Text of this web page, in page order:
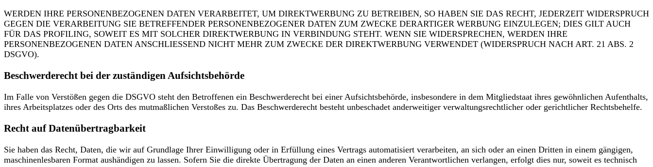
WERDEN IHRE PERSONENBEZOGENEN DATEN VERARBEITET, UM DIREKTWERBUNG ZU BETREIBEN, SO HABEN SIE DAS RECHT, JEDERZEIT WIDERSPRUCH
GEGEN DIE VERARBEITUNG SIE BETREFFENDER PERSONENBEZOGENER DATEN ZUM ZWECKE DERARTIGER WERBUNG EINZULEGEN; DIES GILT AUCH
FÜR DAS PROFILING, SOWEIT ES MIT SOLCHER DIREKTWERBUNG IN VERBINDUNG STEHT. WENN SIE WIDERSPRECHEN, WERDEN IHRE
PERSONENBEZOGENEN DATEN ANSCHLIESSEND NICHT MEHR ZUM ZWECKE DER DIREKTWERBUNG VERWENDET (WIDERSPRUCH NACH ART. 21 ABS. 2
DSGVO).
Beschwerde­recht bei der zuständigen Aufsichts­behörde
Im Falle von Verstößen gegen die DSGVO steht den Betroffenen ein Beschwerderecht bei einer Aufsichtsbehörde, insbesondere in dem Mitgliedstaat ihres gewöhnlichen Aufenthalts,
ihres Arbeitsplatzes oder des Orts des mutmaßlichen Verstoßes zu. Das Beschwerderecht besteht unbeschadet anderweitiger verwaltungsrechtlicher oder gerichtlicher Rechtsbehelfe.
Recht auf Daten­übertrag­barkeit
Sie haben das Recht, Daten, die wir auf Grundlage Ihrer Einwilligung oder in Erfüllung eines Vertrags automatisiert verarbeiten, an sich oder an einen Dritten in einem gängigen,
maschinenlesbaren Format aushändigen zu lassen. Sofern Sie die direkte Übertragung der Daten an einen anderen Verantwortlichen verlangen, erfolgt dies nur, soweit es technisch